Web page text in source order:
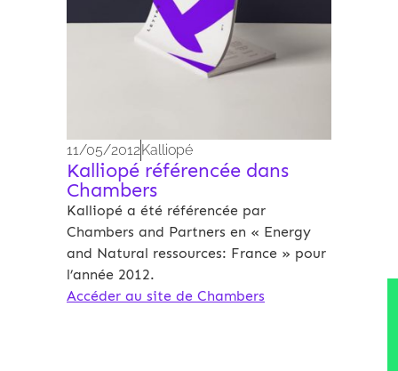
11/05/2012Kalliopé
Kalliopé référencée dans
Chambers
Kalliopé a été référencée par
Chambers and Partners en « Energy
and Natural ressources: France » pour
l’année 2012.
Accéder au site de Chambers